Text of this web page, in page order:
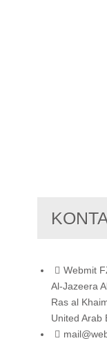
Webmit
Al-Jazeera
Ras al
United Arab